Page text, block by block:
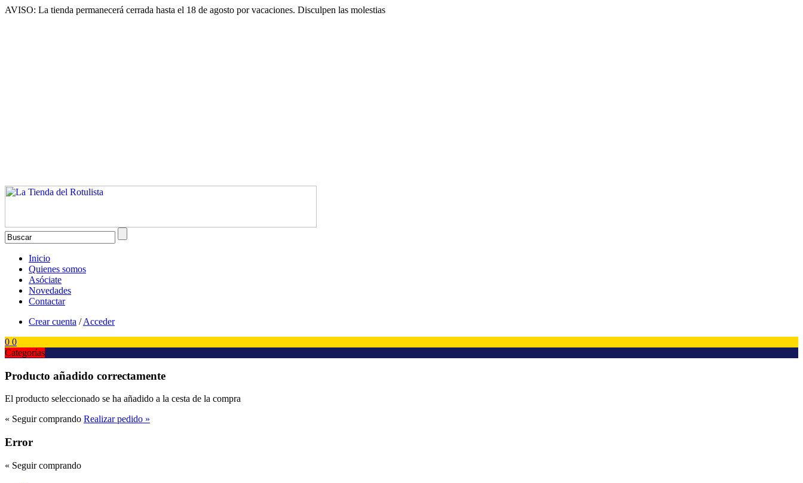
AVISO: La tienda permanecerá cerrada hasta el 18 de agosto por vacaciones. Disculpen las molestias
Inicio
Quienes somos
Asóciate
Novedades
Contactar
Crear cuenta /Acceder
0 0
Categorías
Producto añadido correctamente
El producto seleccionado se ha añadido a la cesta de la compra
« Seguir comprando Realizar pedido »
Error
« Seguir comprando